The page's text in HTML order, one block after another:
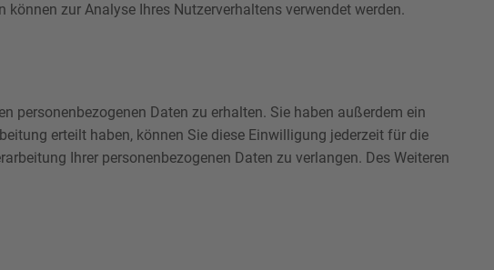
zur Analyse Ihres Nutzerverhaltens verwendet werden.
personenbezogenen Daten zu erhalten. Sie haben außerdem ein
erteilt haben, können Sie diese Einwilligung jederzeit für die
Ihrer personenbezogenen Daten zu verlangen. Des Weiteren